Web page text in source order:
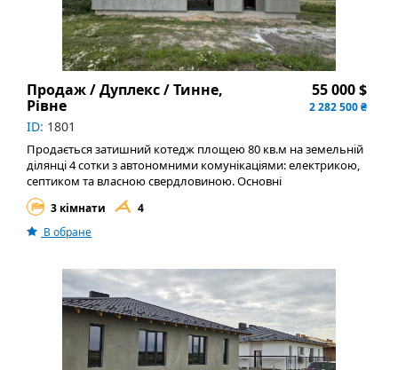
Продаж / Дуплекс / Тинне,
Рівне
ID: 1801
55 000 $
2 282 500 ₴
Продається затишний котедж площею 80 кв.м на земельній
ділянці 4 сотки з автономними комунікаціями: електрикою,
септиком та власною свердловиною. Основні
характеристики Площа будинку: 80 кв.м з функціональним
плануванням.Ділянка: 4 сотки,
3 кімнати
4
В обране